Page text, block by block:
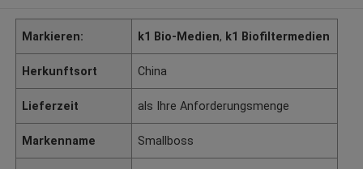
Markieren: k1 Bio-Medien, k1 Biofiltermedien
Herkunftsort China
Lieferzeit als Ihre Anforderungsmenge
Markenname Smallboss